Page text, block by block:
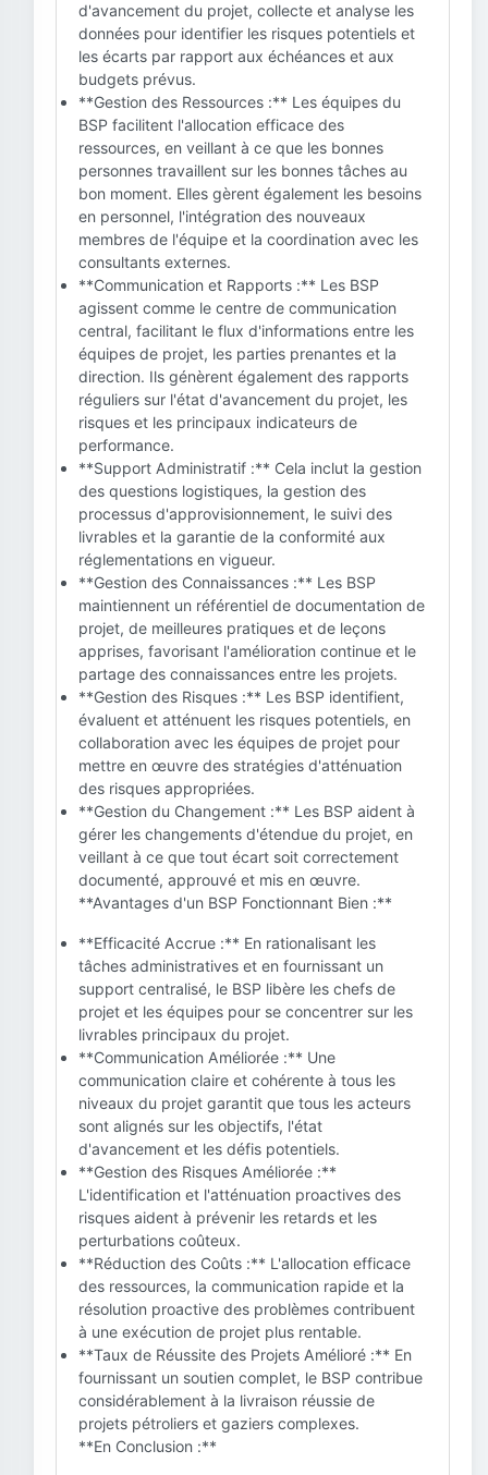
d'avancement du projet, collecte et analyse les
données pour identifier les risques potentiels et
les écarts par rapport aux échéances et aux
budgets prévus.
**Gestion des Ressources :** Les équipes du
BSP facilitent l'allocation efficace des
ressources, en veillant à ce que les bonnes
personnes travaillent sur les bonnes tâches au
bon moment. Elles gèrent également les besoins
en personnel, l'intégration des nouveaux
membres de l'équipe et la coordination avec les
consultants externes.
**Communication et Rapports :** Les BSP
agissent comme le centre de communication
central, facilitant le flux d'informations entre les
équipes de projet, les parties prenantes et la
direction. Ils génèrent également des rapports
réguliers sur l'état d'avancement du projet, les
risques et les principaux indicateurs de
performance.
**Support Administratif :** Cela inclut la gestion
des questions logistiques, la gestion des
processus d'approvisionnement, le suivi des
livrables et la garantie de la conformité aux
réglementations en vigueur.
**Gestion des Connaissances :** Les BSP
maintiennent un référentiel de documentation de
projet, de meilleures pratiques et de leçons
apprises, favorisant l'amélioration continue et le
partage des connaissances entre les projets.
**Gestion des Risques :** Les BSP identifient,
évaluent et atténuent les risques potentiels, en
collaboration avec les équipes de projet pour
mettre en œuvre des stratégies d'atténuation
des risques appropriées.
**Gestion du Changement :** Les BSP aident à
gérer les changements d'étendue du projet, en
veillant à ce que tout écart soit correctement
documenté, approuvé et mis en œuvre.
**Avantages d'un BSP Fonctionnant Bien :**
**Efficacité Accrue :** En rationalisant les
tâches administratives et en fournissant un
support centralisé, le BSP libère les chefs de
projet et les équipes pour se concentrer sur les
livrables principaux du projet.
**Communication Améliorée :** Une
communication claire et cohérente à tous les
niveaux du projet garantit que tous les acteurs
sont alignés sur les objectifs, l'état
d'avancement et les défis potentiels.
**Gestion des Risques Améliorée :**
L'identification et l'atténuation proactives des
risques aident à prévenir les retards et les
perturbations coûteux.
**Réduction des Coûts :** L'allocation efficace
des ressources, la communication rapide et la
résolution proactive des problèmes contribuent
à une exécution de projet plus rentable.
**Taux de Réussite des Projets Amélioré :** En
fournissant un soutien complet, le BSP contribue
considérablement à la livraison réussie de
projets pétroliers et gaziers complexes.
**En Conclusion :**